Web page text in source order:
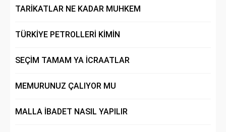
TARİKATLAR NE KADAR MUHKEM
TÜRKİYE PETROLLERİ KİMİN
SEÇİM TAMAM YA İCRAATLAR
MEMURUNUZ ÇALIYOR MU
MALLA İBADET NASIL YAPILIR